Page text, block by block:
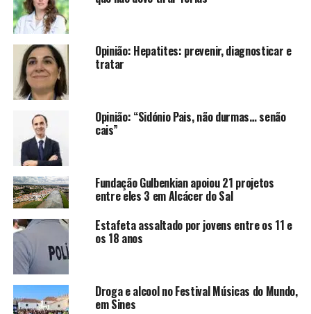
Opinião: Hepatites: prevenir, diagnosticar e
tratar
Opinião: “Sidónio Pais, não durmas… senão
cais”
Fundação Gulbenkian apoiou 21 projetos
entre eles 3 em Alcácer do Sal
Estafeta assaltado por jovens entre os 11 e
os 18 anos
Droga e alcool no Festival Músicas do Mundo,
em Sines